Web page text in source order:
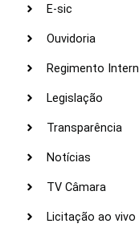
E-sic
Ouvidoria
Regimento
Legislação
Transparência
Notícias
TV Câmara
Licitação ao vivo